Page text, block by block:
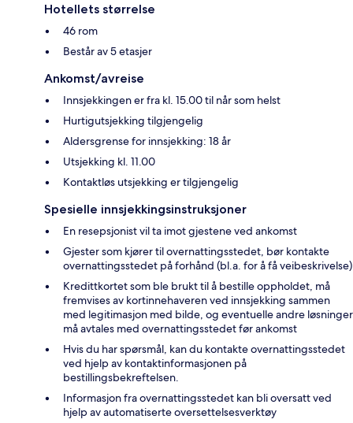
Hotellets størrelse
46 rom
Består av 5 etasjer
Ankomst/avreise
Innsjekkingen er fra kl. 15.00 til når som helst
Hurtigutsjekking tilgjengelig
Aldersgrense for innsjekking: 18 år
Utsjekking kl. 11.00
Kontaktløs utsjekking er tilgjengelig
Spesielle innsjekkingsinstruksjoner
En resepsjonist vil ta imot gjestene ved ankomst
Gjester som kjører til overnattingsstedet, bør kontakte
overnattingsstedet på forhånd (bl.a. for å få veibeskrivelse)
Kredittkortet som ble brukt til å bestille oppholdet, må
fremvises av kortinnehaveren ved innsjekking sammen
med legitimasjon med bilde, og eventuelle andre løsninger
må avtales med overnattingsstedet før ankomst
Hvis du har spørsmål, kan du kontakte overnattingsstedet
ved hjelp av kontaktinformasjonen på
bestillingsbekreftelsen.
Informasjon fra overnattingsstedet kan bli oversatt ved
hjelp av automatiserte oversettelsesverktøy